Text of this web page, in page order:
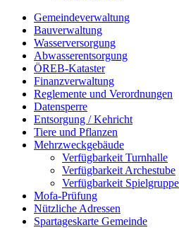
Gemeindeverwaltung
Bauverwaltung
Wasserversorgung
Abwasserentsorgung
ÖREB-Kataster
Finanzverwaltung
Reglemente und Verordnungen
Datensperre
Entsorgung / Kehricht
Tiere und Pflanzen
Mehrzweckgebäude
Verfügbarkeit Turnhalle
Verfügbarkeit Archestube
Verfügbarkeit
Mofa-Prüfung
Nützliche Adressen
Spartageskarte Gemeinde